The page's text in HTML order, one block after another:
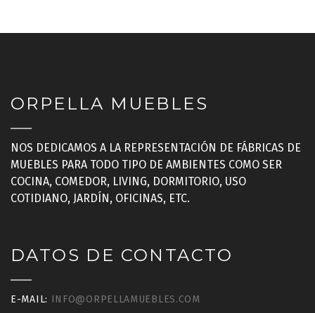
ORPELLA MUEBLES
NOS DEDICAMOS A LA REPRESENTACIÓN DE FÁBRICAS DE
MUEBLES PARA TODO TIPO DE AMBIENTES COMO SER
COCINA, COMEDOR, LIVING, DORMITORIO, USO
COTIDIANO, JARDÍN, OFICINAS, ETC.
DATOS DE CONTACTO
E-MAIL: INFO@ORPELLAMUEBLES.COM